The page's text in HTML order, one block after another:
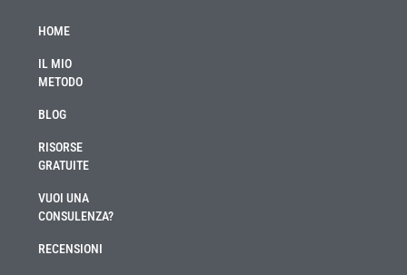
HOME
IL MIO
METODO
BLOG
RISORSE
GRATUITE
VUOI UNA
CONSULENZA?
RECENSIONI